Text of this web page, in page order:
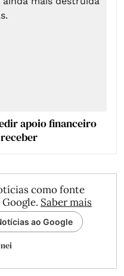
apoio financeiro
como fonte
Saber mais
ao Google